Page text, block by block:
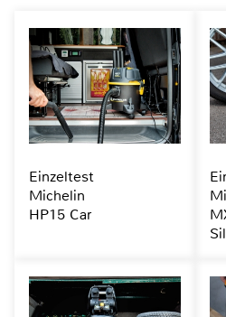
Einzeltest
Michelin
HP15 Car